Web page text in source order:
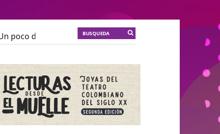
poco de locura para la cordura
Soma
Soma
de Teatro Rosa